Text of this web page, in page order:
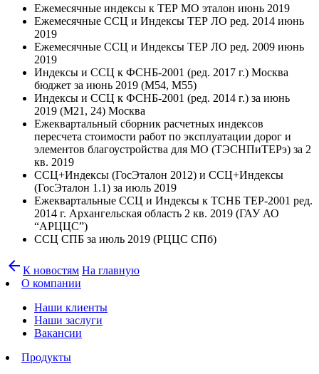
Ежемесячные индексы к ТЕР МО эталон июнь 2019
Ежемесячные ССЦ и Индексы ТЕР ЛО ред. 2014 июнь
2019
Ежемесячные ССЦ и Индексы ТЕР ЛО ред. 2009 июнь
2019
Индексы и ССЦ к ФСНБ-2001 (ред. 2017 г.) Москва
бюджет за июнь 2019 (М54, М55)
Индексы и ССЦ к ФСНБ-2001 (ред. 2014 г.) за июнь
2019 (М21, 24) Москва
Ежеквартальный сборник расчетных индексов
пересчета стоимости работ по эксплуатации дорог и
элементов благоустройства для МО (ТЭСНПиТЕРэ) за 2
кв. 2019
ССЦ+Индексы (ГосЭталон 2012) и ССЦ+Индексы
(ГосЭталон 1.1) за июль 2019
Ежеквартальные ССЦ и Индексы к ТСНБ ТЕР-2001 ред.
2014 г. Архангельская область 2 кв. 2019 (ГАУ АО
“АРЦЦС”)
ССЦ СПБ за июль 2019 (РЦЦС СПб)
arrow_back К новостям На главную
О компании
Наши клиенты
Наши заслуги
Вакансии
Продукты